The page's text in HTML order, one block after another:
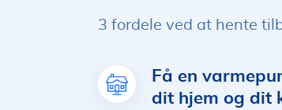
3 fordele ved at hente
Få en
dit hjem og dit